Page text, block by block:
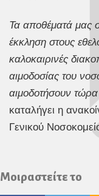
Τα αποθέματά μας
έκκληση στους
καλοκαιρινές
αιμοδοσίας του
αιμοδοτήσουν τώρα
καταλήγει η
Γενικού
Μοιραστείτε το